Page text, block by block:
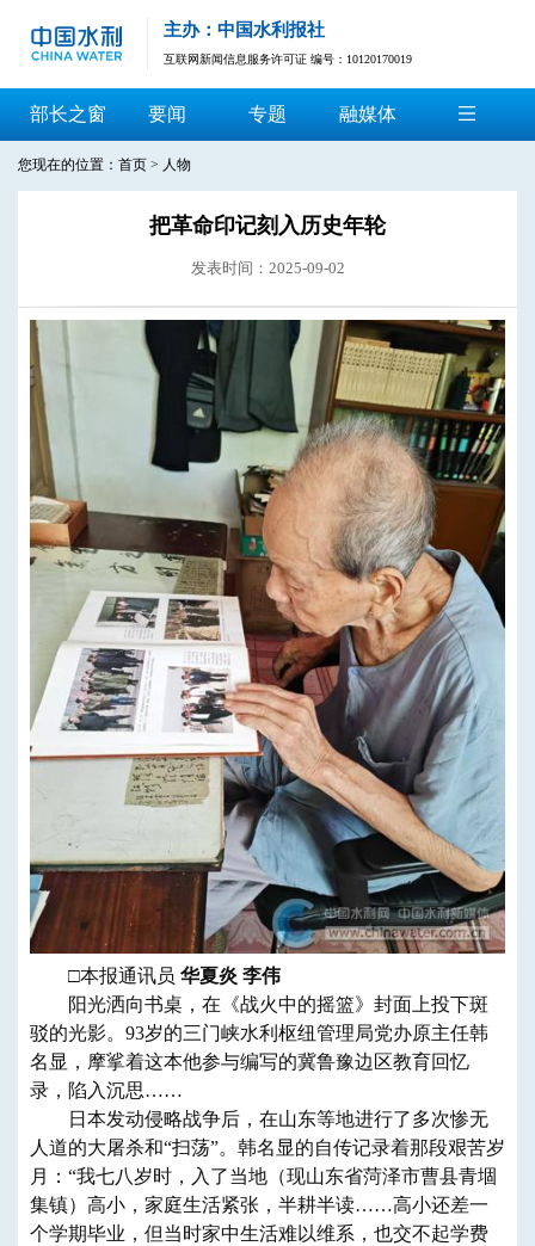
主办：中国水利报社
互联网新闻信息服务许可证 编号：10120170019
部长之窗 要闻 专题 融媒体
您现在的位置： 首页 > 人物
把革命印记刻入历史年轮
发表时间：2025-09-02
□本报通讯员 华夏炎 李伟
阳光洒向书桌，在《战火中的摇篮》封面上投下斑
驳的光影。93岁的三门峡水利枢纽管理局党办原主任韩
名显，摩挲着这本他参与编写的冀鲁豫边区教育回忆
录，陷入沉思……
日本发动侵略战争后，在山东等地进行了多次惨无
人道的大屠杀和“扫荡”。韩名显的自传记录着那段艰苦岁
月：“我七八岁时，入了当地（现山东省菏泽市曹县青堌
集镇）高小，家庭生活紧张，半耕半读……高小还差一
个学期毕业，但当时家中生活难以维系，也交不起学费